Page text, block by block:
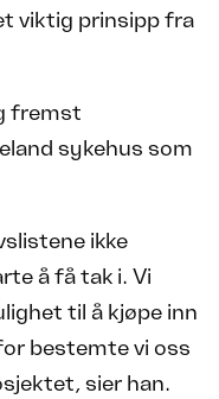
viktig prinsipp fra
fremst
sykehus som
ikke
å få tak i. Vi
til å kjøpe inn
bestemte vi oss
sier han.